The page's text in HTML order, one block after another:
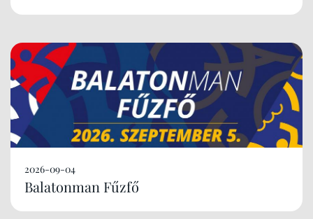
2026-09-04
Balatonman Fűzfő